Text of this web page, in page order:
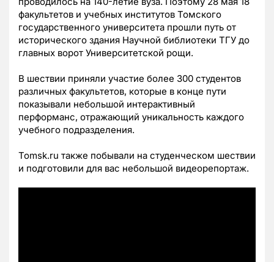
факультетов и учебных институтов Томского
государственного университета прошли путь от
исторического здания Научной библиотеки ТГУ до
главных ворот Университетской рощи.
В шествии приняли участие более 300 студентов
различных факультетов, которые в конце пути
показывали небольшой интерактивный
перформанс, отражающий уникальность каждого
учебного подразделения.
Tomsk.ru также побывали на студенческом шествии
и подготовили для вас небольшой видеорепортаж.